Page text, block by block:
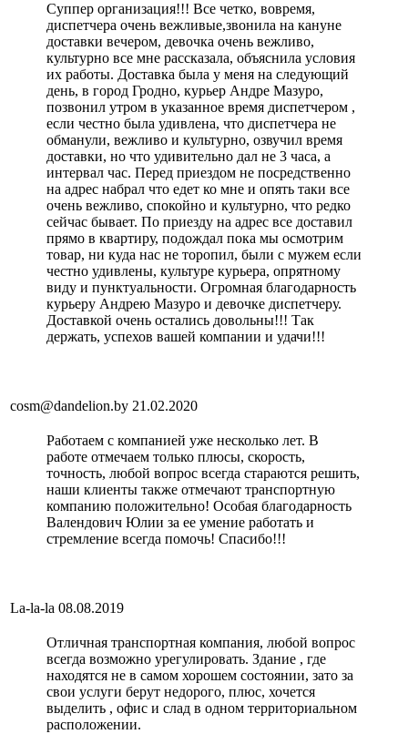
Суппер организация!!! Все четко, вовремя,
диспетчера очень вежливые,звонила на кануне
доставки вечером, девочка очень вежливо,
культурно все мне рассказала, объяснила условия
их работы. Доставка была у меня на следующий
день, в город Гродно, курьер Андре Мазуро,
позвонил утром в указанное время диспетчером ,
если честно была удивлена, что диспетчера не
обманули, вежливо и культурно, озвучил время
доставки, но что удивительно дал не 3 часа, а
интервал час. Перед приездом не посредственно
на адрес набрал что едет ко мне и опять таки все
очень вежливо, спокойно и культурно, что редко
сейчас бывает. По приезду на адрес все доставил
прямо в квартиру, подождал пока мы осмотрим
товар, ни куда нас не торопил, были с мужем если
честно удивлены, культуре курьера, опрятному
виду и пунктуальности. Огромная благодарность
курьеру Андрею Мазуро и девочке диспетчеру.
Доставкой очень остались довольны!!! Так
держать, успехов вашей компании и удачи!!!
cosm@dandelion.by 21.02.2020
Работаем с компанией уже несколько лет. В
работе отмечаем только плюсы, скорость,
точность, любой вопрос всегда стараются решить,
наши клиенты также отмечают транспортную
компанию положительно! Особая благодарность
Валендович Юлии за ее умение работать и
стремление всегда помочь! Спасибо!!!
La-la-la 08.08.2019
Отличная транспортная компания, любой вопрос
всегда возможно урегулировать. Здание , где
находятся не в самом хорошем состоянии, зато за
свои услуги берут недорого, плюс, хочется
выделить , офис и слад в одном территориальном
расположении.